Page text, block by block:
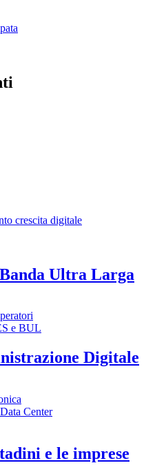
crescita digitale
Ultra Larga
e BUL
Digitale
Center
e le imprese